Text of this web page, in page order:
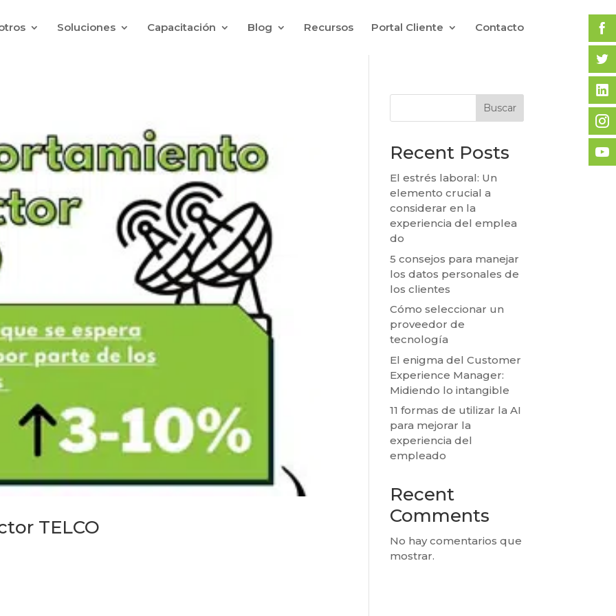
Soluciones Capacitación Blog Recursos Portal Cliente Contacto
TELCO
Buscar
Recent Posts
El estrés laboral: Un
elemento crucial a
considerar en la
experiencia del emplea
do
5 consejos para manejar
los datos personales de
los clientes
Cómo seleccionar un
proveedor de
tecnología
El enigma del Customer
Experience Manager:
Midiendo lo intangible
11 formas de utilizar la AI
para mejorar la
experiencia del
empleado
Recent
Comments
No hay comentarios que
mostrar.